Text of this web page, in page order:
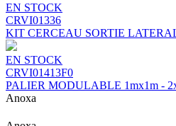
EN STOCK
CRVI01336
KIT CERCEAU SORTIE
EN STOCK
CRVI01413F0
PALIER MODULABLE 1mx1m -
Anoxa